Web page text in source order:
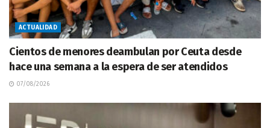
ACTUALIDAD
Cientos de menores deambulan por Ceuta desde
hace una semana a la espera de ser atendidos
07/08/2026